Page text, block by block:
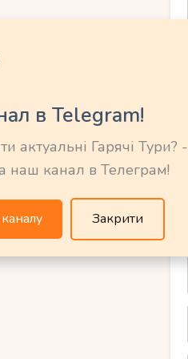
до рисових
вашого
додають
елементи, такі
в Telegram!
актуальні Гарячі Тури? -
наш канал в Телеграм!
Закрити